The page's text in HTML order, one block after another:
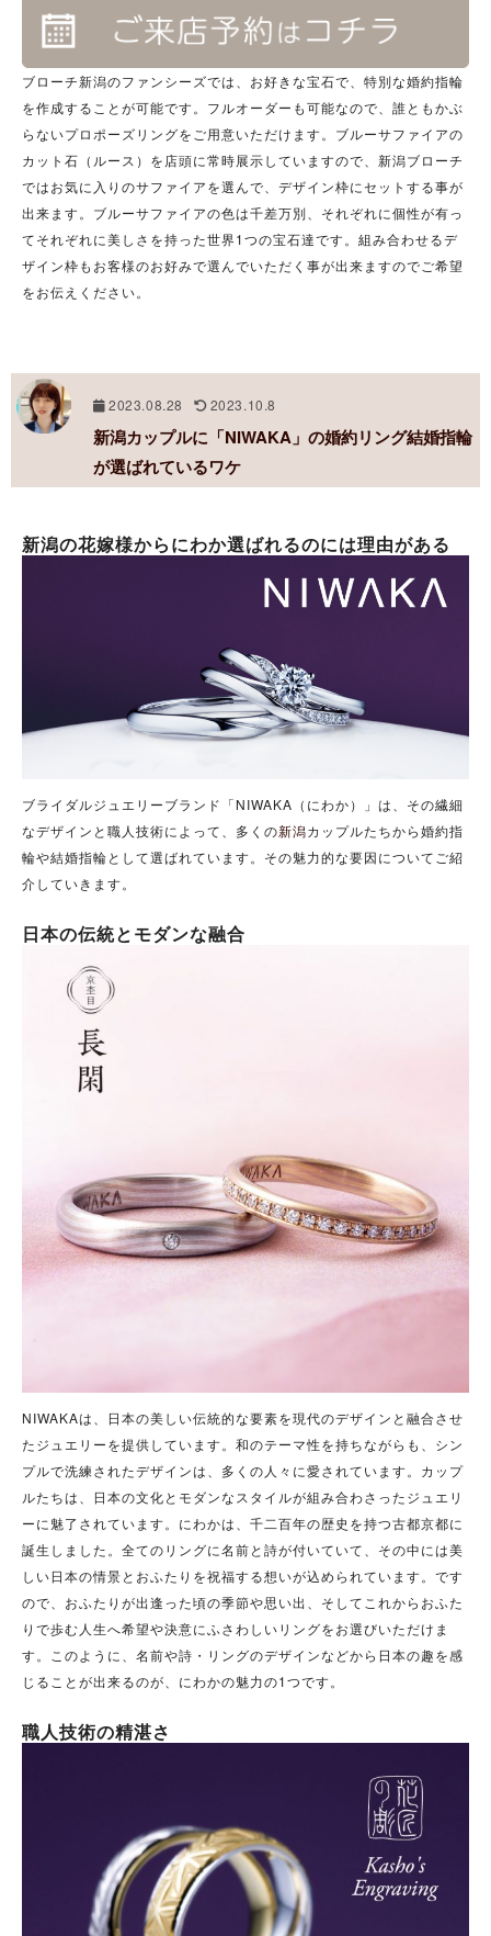
ブローチ新潟のファンシーズでは、お好きな宝石で、特別な婚約指輪
を作成することが可能です。フルオーダーも可能なので、誰ともかぶ
らないプロポーズリングをご用意いただけます。ブルーサファイアの
カット石（ルース）を店頭に常時展示していますので、新潟ブローチ
ではお気に入りのサファイアを選んで、デザイン枠にセットする事が
出来ます。ブルーサファイアの色は千差万別、それぞれに個性が有っ
てそれぞれに美しさを持った世界1つの宝石達です。組み合わせるデ
ザイン枠もお客様のお好みで選んでいただく事が出来ますのでご希望
をお伝えください。
2023.08.28 2023.10.8
新潟カップルに「NIWAKA」の婚約リング結婚指輪
が選ばれているワケ
新潟の花嫁様からにわか選ばれるのには理由がある
ブライダルジュエリーブランド「NIWAKA（にわか）」は、その繊細
なデザインと職人技術によって、多くの新潟カップルたちから婚約指
輪や結婚指輪として選ばれています。その魅力的な要因についてご紹
介していきます。
日本の伝統とモダンな融合
NIWAKAは、日本の美しい伝統的な要素を現代のデザインと融合させ
たジュエリーを提供しています。和のテーマ性を持ちながらも、シン
プルで洗練されたデザインは、多くの人々に愛されています。カップ
ルたちは、日本の文化とモダンなスタイルが組み合わさったジュエリ
ーに魅了されています。にわかは、千二百年の歴史を持つ古都京都に
誕生しました。全てのリングに名前と詩が付いていて、その中には美
しい日本の情景とおふたりを祝福する想いが込められています。です
ので、おふたりが出逢った頃の季節や思い出、そしてこれからおふた
りで歩む人生へ希望や決意にふさわしいリングをお選びいただけま
す。このように、名前や詩・リングのデザインなどから日本の趣を感
じることが出来るのが、にわかの魅力の1つです。
職人技術の精湛さ